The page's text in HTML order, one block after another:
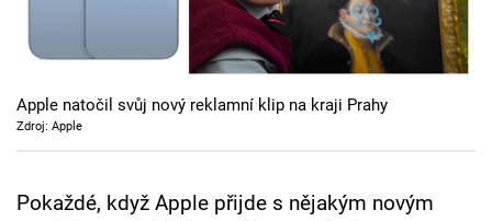
TV Program
Apple natočil svůj nový reklamní klip na kraji Prahy
Zdroj: Apple
Pokaždé, když Apple přijde s nějakým novým